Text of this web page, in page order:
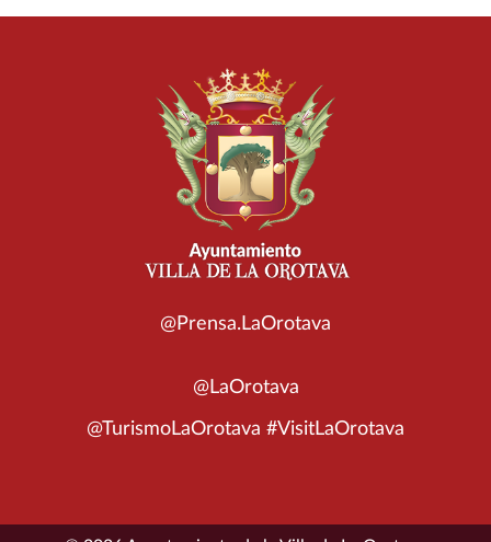
@Prensa.LaOrotava
@LaOrotava
@TurismoLaOrotava #VisitLaOrotava